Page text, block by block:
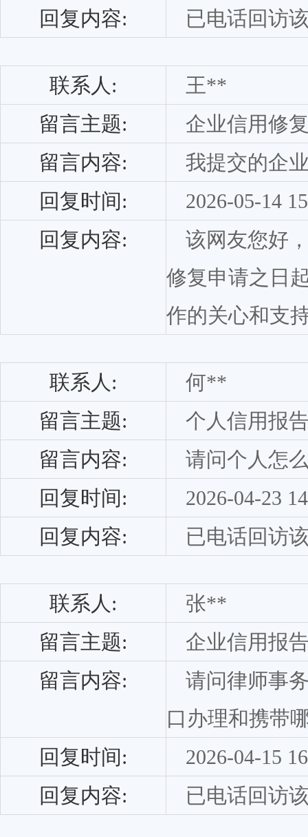
回复内容:
已电话回访
联系人:
王**
留言主题:
企业信用修
留言内容:
我提交的企
回复时间:
2026-05-14
回复内容:
该网友您好
修复申请之日
作的关心和支
联系人:
何**
留言主题:
个人信用报
留言内容:
请问个人怎
回复时间:
2026-04-23
回复内容:
已电话回访
联系人:
张**
留言主题:
企业信用报
留言内容:
请问律师事
口办理和携带
回复时间:
2026-04-15
回复内容:
已电话回访